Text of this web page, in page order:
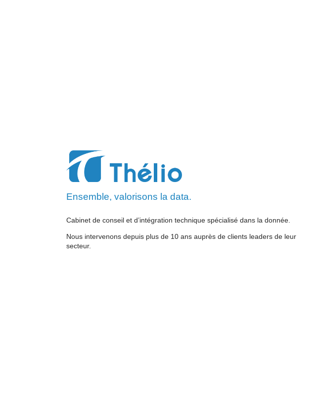
Ensemble, valorisons la data.
Cabinet de conseil et d’intégration technique spécialisé dans la donnée.
Nous intervenons depuis plus de 10 ans auprès de clients leaders de leur
secteur.